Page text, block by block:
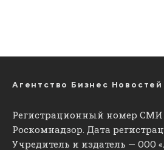
Агентство Бизнес Новостей
Регистрационный номер СМИ
Роскомнадзор. Дата
Учредитель и издатель — ООО